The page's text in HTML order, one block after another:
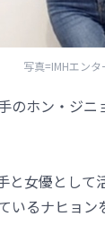
写真=IMHエン
のホン・ジ
と女優とし
いるナヒョ